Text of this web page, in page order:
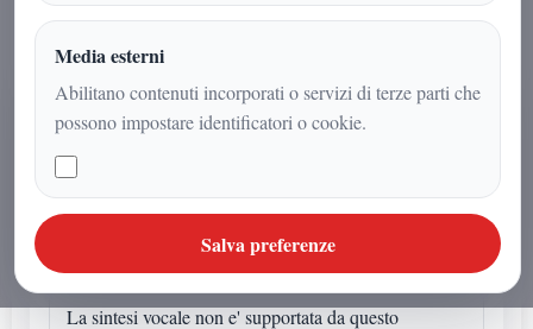
AUDIO ARTICOLO
Ascolta o avvia la sintesi
Se l'articolo non ha un audio dedicato puoi avviare la
lettura sintetica dal browser.
Sintesi vocale browser
La sintesi vocale non e' supportata da questo
Media esterni
Abilitano contenuti incorporati o servizi di terze parti che
possono impostare identificatori o cookie.
Salva preferenze